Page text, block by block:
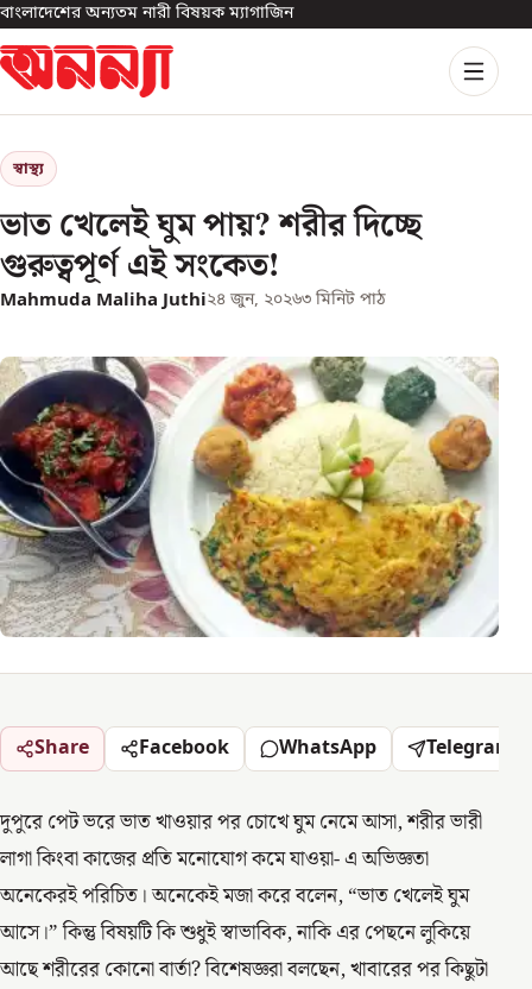
বাংলাদেশের অন্যতম নারী বিষয়ক ম্যাগাজিন
স্বাস্থ্য
ভাত খেলেই ঘুম পায়? শরীর দিচ্ছে
গুরুত্বপূর্ণ এই সংকেত!
Mahmuda Maliha Juthi২৪ জুন, ২০২৬৩ মিনিট পাঠ
Share Facebook WhatsApp Telegram
দুপুরে পেট ভরে ভাত খাওয়ার পর চোখে ঘুম নেমে আসা, শরীর ভারী
লাগা কিংবা কাজের প্রতি মনোযোগ কমে যাওয়া- এ অভিজ্ঞতা
অনেকেরই পরিচিত। অনেকেই মজা করে বলেন, “ভাত খেলেই ঘুম
আসে।” কিন্তু বিষয়টি কি শুধুই স্বাভাবিক, নাকি এর পেছনে লুকিয়ে
আছে শরীরের কোনো বার্তা? বিশেষজ্ঞরা বলছেন, খাবারের পর কিছুটা